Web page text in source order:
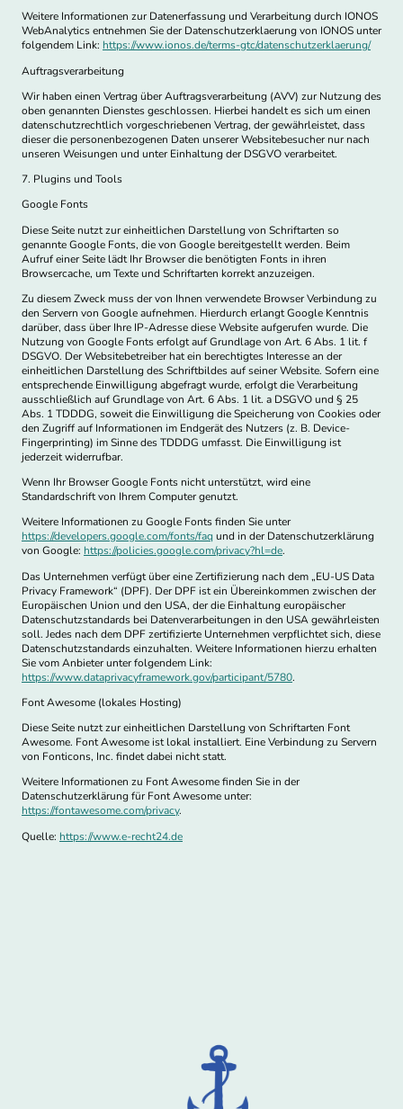
Weitere Informationen zur Datenerfassung und Verarbeitung durch IONOS
WebAnalytics entnehmen Sie der Datenschutzerklaerung von IONOS unter
folgendem Link: https://www.ionos.de/terms-gtc/datenschutzerklaerung/
Auftragsverarbeitung
Wir haben einen Vertrag über Auftragsverarbeitung (AVV) zur Nutzung des
oben genannten Dienstes geschlossen. Hierbei handelt es sich um einen
datenschutzrechtlich vorgeschriebenen Vertrag, der gewährleistet, dass
dieser die personenbezogenen Daten unserer Websitebesucher nur nach
unseren Weisungen und unter Einhaltung der DSGVO verarbeitet.
7. Plugins und Tools
Google Fonts
Diese Seite nutzt zur einheitlichen Darstellung von Schriftarten so
genannte Google Fonts, die von Google bereitgestellt werden. Beim
Aufruf einer Seite lädt Ihr Browser die benötigten Fonts in ihren
Browsercache, um Texte und Schriftarten korrekt anzuzeigen.
Zu diesem Zweck muss der von Ihnen verwendete Browser Verbindung zu
den Servern von Google aufnehmen. Hierdurch erlangt Google Kenntnis
darüber, dass über Ihre IP-Adresse diese Website aufgerufen wurde. Die
Nutzung von Google Fonts erfolgt auf Grundlage von Art. 6 Abs. 1 lit. f
DSGVO. Der Websitebetreiber hat ein berechtigtes Interesse an der
einheitlichen Darstellung des Schriftbildes auf seiner Website. Sofern eine
entsprechende Einwilligung abgefragt wurde, erfolgt die Verarbeitung
ausschließlich auf Grundlage von Art. 6 Abs. 1 lit. a DSGVO und § 25
Abs. 1 TDDDG, soweit die Einwilligung die Speicherung von Cookies oder
den Zugriff auf Informationen im Endgerät des Nutzers (z. B. Device-
Fingerprinting) im Sinne des TDDDG umfasst. Die Einwilligung ist
jederzeit widerrufbar.
Wenn Ihr Browser Google Fonts nicht unterstützt, wird eine
Standardschrift von Ihrem Computer genutzt.
Weitere Informationen zu Google Fonts finden Sie unter
https://developers.google.com/fonts/faq und in der Datenschutzerklärung
von Google: https://policies.google.com/privacy?hl=de.
Das Unternehmen verfügt über eine Zertifizierung nach dem „EU-US Data
Privacy Framework“ (DPF). Der DPF ist ein Übereinkommen zwischen der
Europäischen Union und den USA, der die Einhaltung europäischer
Datenschutzstandards bei Datenverarbeitungen in den USA gewährleisten
soll. Jedes nach dem DPF zertifizierte Unternehmen verpflichtet sich, diese
Datenschutzstandards einzuhalten. Weitere Informationen hierzu erhalten
Sie vom Anbieter unter folgendem Link:
https://www.dataprivacyframework.gov/participant/5780.
Font Awesome (lokales Hosting)
Diese Seite nutzt zur einheitlichen Darstellung von Schriftarten Font
Awesome. Font Awesome ist lokal installiert. Eine Verbindung zu Servern
von Fonticons, Inc. findet dabei nicht statt.
Weitere Informationen zu Font Awesome finden Sie in der
Datenschutzerklärung für Font Awesome unter:
https://fontawesome.com/privacy.
Quelle: https://www.e-recht24.de